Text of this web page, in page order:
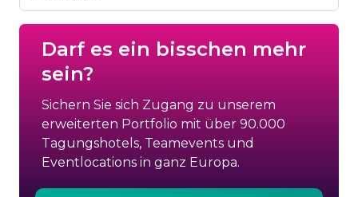
Darf es ein bisschen mehr
sein?
Sichern Sie sich Zugang zu unserem
erweiterten Portfolio mit über 90.000
Tagungshotels, Teamevents und
Eventlocations in ganz Europa.